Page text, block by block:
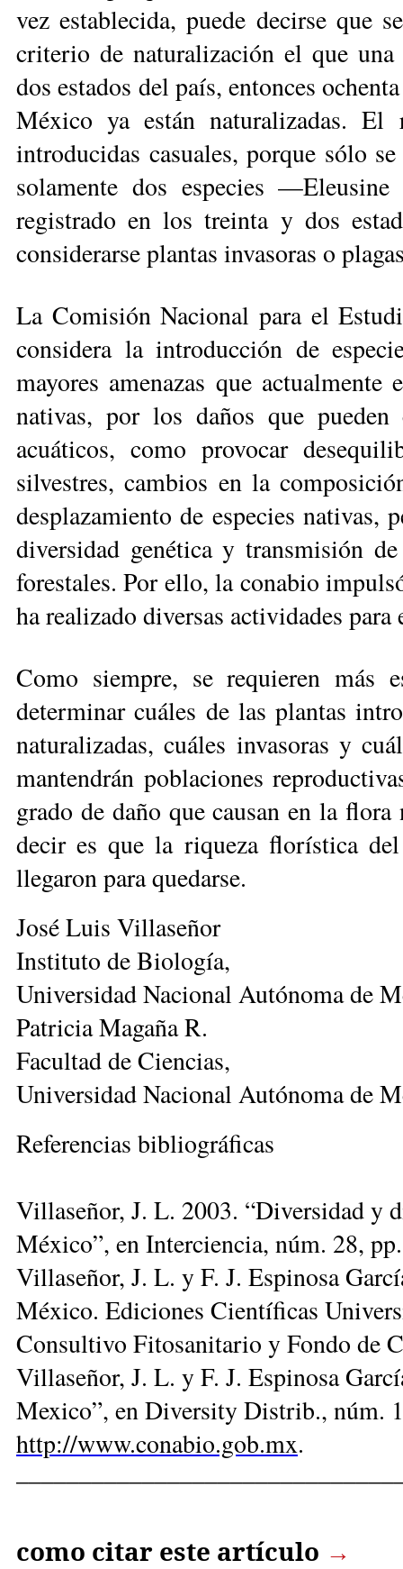
vez establecida, puede decirse que
criterio de naturalización el que una
dos estados del país, entonces
México ya están naturalizadas. El
introducidas casuales, porque sólo
solamente dos especies
registrado en los treinta y dos
considerarse plantas invasoras o
La Comisión Nacional para el
considera la introducción de
mayores amenazas que
nativas, por los daños que pueden
acuáticos, como provocar
silvestres, cambios en la
desplazamiento de especies
diversidad genética y transmisión
forestales. Por ello, la conabio
ha realizado diversas actividades
Como siempre, se requieren más
determinar cuáles de las plantas
naturalizadas, cuáles invasoras y
mantendrán poblaciones
grado de daño que causan en la
decir es que la riqueza florística
llegaron para quedarse.
José Luis Villaseñor
Instituto de Biología,
Universidad Nacional Autónoma de
Patricia Magaña R.
Facultad de Ciencias,
Universidad Nacional Autónoma de
Referencias bibliográficas
Villaseñor, J. L. 2003. “Diversidad y
México”, en Interciencia, núm. 28,
Villaseñor, J. L. y F. J. Espinosa
México. Ediciones Científicas
Consultivo Fitosanitario y Fondo de
Villaseñor, J. L. y F. J. Espinosa
Mexico”, en Diversity Distrib., núm.
http://www.conabio.gob.mx.
como citar este artículo →